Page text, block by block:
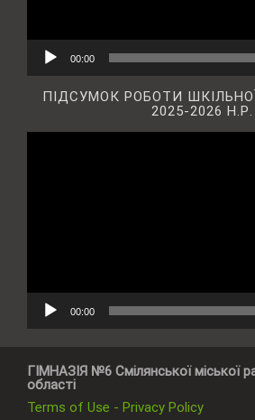
00:00
ПІДСУМОК РОБОТИ
2025-2026 Н.Р.
00:00
ГІМНАЗІЯ №6 Смілянської міської
області
Terms of Use - Privacy Policy